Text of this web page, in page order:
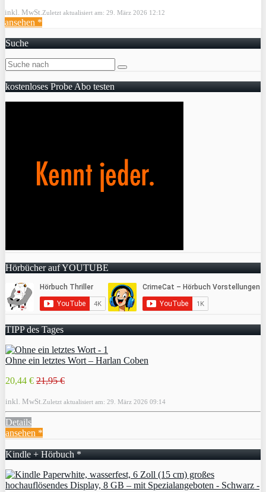
inkl. MwSt. Zuletzt aktualisiert am: 29. März 2026 12:12
ansehen *
Suche
kostenloses Probe Abo testen
Hörbücher auf YOUTUBE
TIPP des Tages
Ohne ein letztes Wort – Harlan Coben
20,44 € 21,95 €
inkl. MwSt. Zuletzt aktualisiert am: 29. März 2026 09:14
Details
ansehen *
Kindle + Hörbuch *